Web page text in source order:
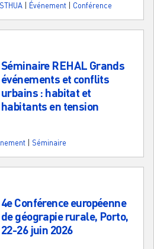
Événement Conférence
Séminaire REHAL Grands
événements et conflits
urbains : habitat et
habitants en tension
Séminaire
4e Conférence européenne
de géograpie rurale, Porto,
22-26 juin 2026